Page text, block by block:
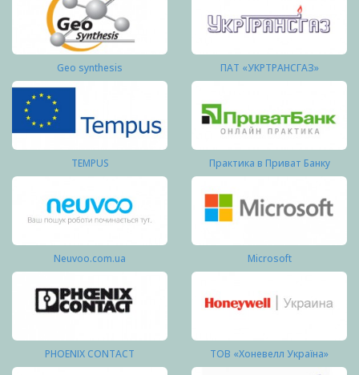
Geo synthesis ПАТ «УКРТРАНСГАЗ»
TEMPUS Практика в Приват Банку
Neuvoo.com.ua Microsoft
PHOENIX CONTACT ТОВ «Хоневелл Україна»